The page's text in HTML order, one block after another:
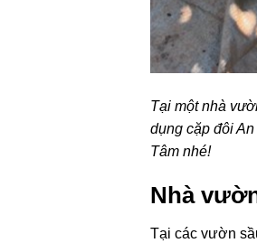
Tại một nhà
dụng cặp đôi
Tâm nhé!
Nhà
Tại các vườn